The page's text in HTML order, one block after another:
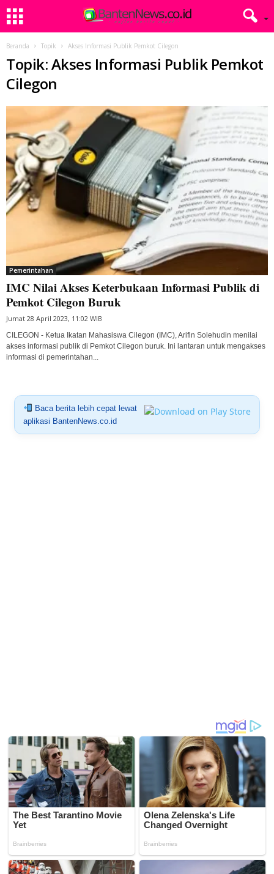
Beranda Topik Akses Informasi Publik Pemkot Cilegon
Topik: Akses Informasi Publik Pemkot
Cilegon
Pemerintahan
IMC Nilai Akses Keterbukaan Informasi Publik di
Pemkot Cilegon Buruk
Jumat 28 April 2023, 11:02 WIB
CILEGON - Ketua Ikatan Mahasiswa Cilegon (IMC), Arifin Solehudin menilai
akses informasi publik di Pemkot Cilegon buruk. Ini lantaran untuk mengakses
informasi di pemerintahan...
Baca berita lebih cepat lewat
aplikasi BantenNews.co.id